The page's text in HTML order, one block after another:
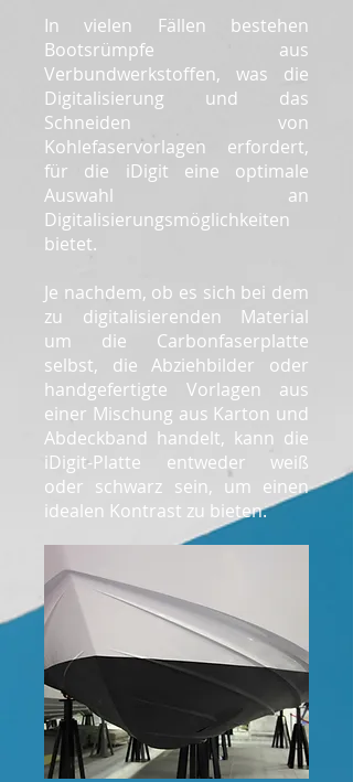
In vielen Fällen bestehen
Bootsrümpfe aus
Verbundwerkstoffen, was die
Digitalisierung und das
Schneiden von
Kohlefaservorlagen erfordert,
für die iDigit eine optimale
Auswahl an
Digitalisierungsmöglichkeiten
bietet.
Je nachdem, ob es sich bei dem
zu digitalisierenden Material
um die Carbonfaserplatte
selbst, die Abziehbilder oder
handgefertigte Vorlagen aus
einer Mischung aus Karton und
Abdeckband handelt, kann die
iDigit-Platte entweder weiß
oder schwarz sein, um einen
idealen Kontrast zu bieten.